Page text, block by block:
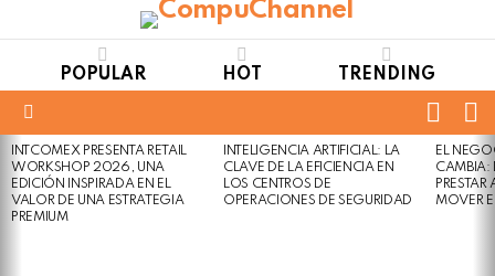
POPULAR HOT TRENDING
LATEST
STORIES
INTCOMEX PRESENTA RETAIL
WORKSHOP 2026, UNA
EDICIÓN INSPIRADA EN EL
VALOR DE UNA ESTRATEGIA
PREMIUM
INTELIGENCIA ARTIFICIAL: LA
CLAVE DE LA EFICIENCIA EN
LOS CENTROS DE
OPERACIONES DE SEGURIDAD
EL
CAMBIA:
MOVER